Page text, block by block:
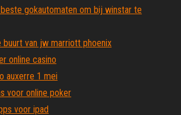
gokautomaten om bij winstar te
buurt van jw marriott phoenix
online casino
auxerre 1 mei
voor online poker
voor ipad